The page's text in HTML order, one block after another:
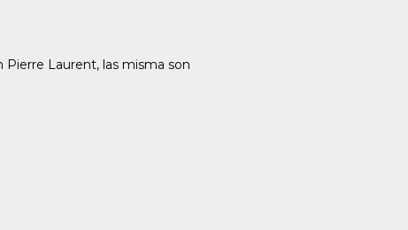
Pierre Laurent, las misma son